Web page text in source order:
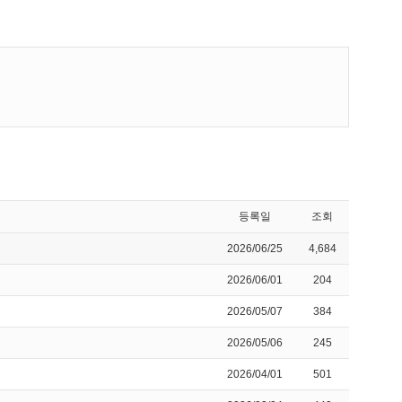
등록일 조회
2026/06/25 4,684
2026/06/01 204
2026/05/07 384
2026/05/06 245
2026/04/01 501